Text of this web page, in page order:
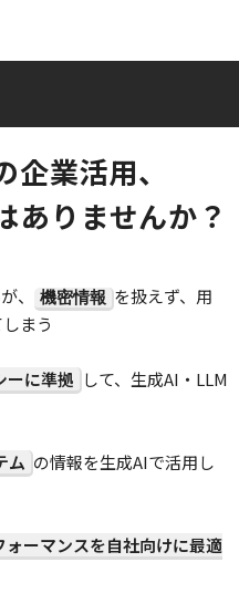
業活用、
ありませんか？
、 機密情報 を扱えず、用
まう
ーに準拠 して、生成AI・LLM
ム の情報を生成AIで活用し
ォーマンスを自社向けに最適